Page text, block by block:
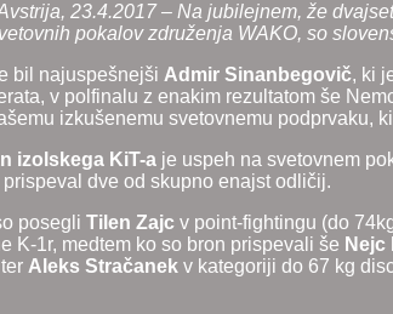
23.4.2017 – Na jubilejnem, že
pokalov združenja WAKO, so
bil najuspešnejši Admir Sinanbegovič, ki
v polfinalu z enakim rezultatom še
izkušenemu svetovnemu podprvaku,
izolskega KiT-a je uspeh na svetovnem
prispeval dve od skupno enajst odličij.
posegli Tilen Zajc v point-fightingu (do
K-1r, medtem ko so bron prispevali še Nejc
Aleks Stračanek v kategoriji do 67 kg